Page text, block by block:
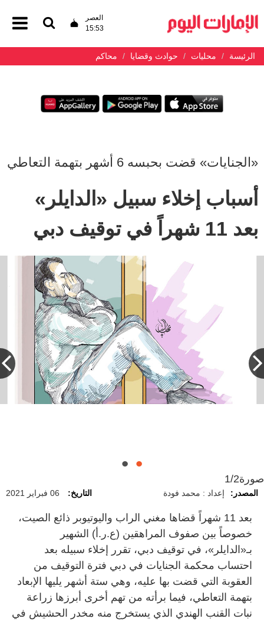
العصر
15:53
الرئيسة محليات حوادث وقضايا محاكم
«الجنايات» قضت بحبسه 6 أشهر بتهمة التعاطي
أسباب إخلاء سبيل «الدايلر»
بعد 11 شهراً في توقيف دبي
صورة1/2
المصدر: إعداد : محمد فودة التاريخ: 06 فبراير 2021
بعد 11 شهراً قضاها مغني الراب واليوتيوبر ذائع الصيت،
خصوصاً بين صفوف المراهقين (ع.ر.أ) الشهير
بـ«الدايلر»، في توقيف دبي، تقرر إخلاء سبيله بعد
احتساب محكمة الجنايات في دبي فترة التوقيف من
العقوبة التي قضت بها عليه، وهي ستة أشهر يليها الإبعاد
بتهمة التعاطي، فيما برأته من تهم أخرى أبرزها زراعة
نبات القنب الهندي الذي يستخرج منه مخدر الحشيش في